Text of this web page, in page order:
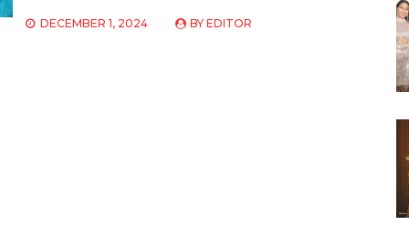
DECEMBER 1, 2024 BY EDITOR